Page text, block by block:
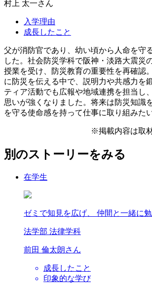
村上 太一さん
入学理由
成長したこと
父が消防官であり、幼い頃から人命を守
した。社会防災学科で阪神・淡路大震災
授業を受け、防災教育の重要性を再確認
に防災を伝える中で、説明力や共感力を
ティア活動でも広報や地域連携を担当し
思いが強くなりました。将来は防災知識
を守る使命感を持って仕事に取り組みた
※掲載内容は取
別のストーリーをみる
在学生
ゼミで知見を広げ、 仲間と一緒に
法学部 法律学科
前田 倫太朗さん
成長したこと
印象的な学び